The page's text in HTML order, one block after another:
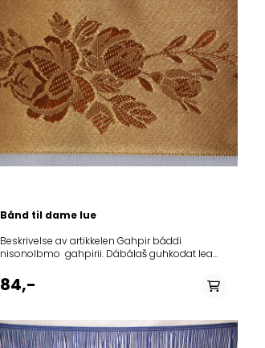
Bånd til dame lue
Beskrivelse av artikkelen Gahpir báddi
nisonolbmo gahpirii. Dábálaš guhkodat lea
Vanlig lengde er mellom120-150cm.
Avnnas/Materiale: Polyester Govdodat/Bredde:
84,-